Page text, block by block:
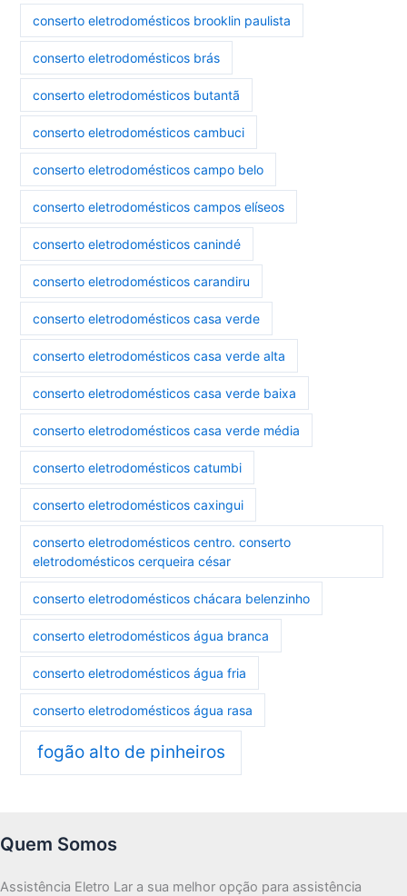
conserto eletrodomésticos brooklin paulista
conserto eletrodomésticos brás
conserto eletrodomésticos butantã
conserto eletrodomésticos cambuci
conserto eletrodomésticos campo belo
conserto eletrodomésticos campos elíseos
conserto eletrodomésticos canindé
conserto eletrodomésticos carandiru
conserto eletrodomésticos casa verde
conserto eletrodomésticos casa verde alta
conserto eletrodomésticos casa verde baixa
conserto eletrodomésticos casa verde média
conserto eletrodomésticos catumbi
conserto eletrodomésticos caxingui
conserto eletrodomésticos centro. conserto
eletrodomésticos cerqueira césar
conserto eletrodomésticos chácara belenzinho
conserto eletrodomésticos água branca
conserto eletrodomésticos água fria
conserto eletrodomésticos água rasa
fogão alto de pinheiros
Quem Somos
Assistência Eletro Lar a sua melhor opção para assistência